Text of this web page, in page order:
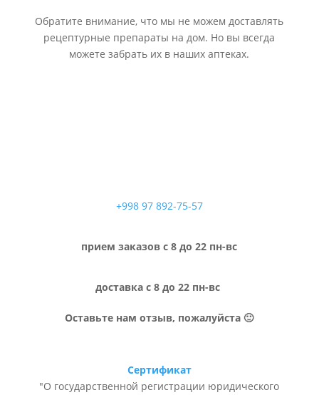
Обратите внимание, что мы не можем доставлять
рецептурные препараты на дом. Но вы всегда
можете забрать их в наших аптеках.
+998 97 892-75-57
прием заказов с 8 до 22 пн-вс
доставка с 8 до 22 пн-вс
Оставьте нам отзыв, пожалуйста 🙂
Сертификат
"О государственной регистрации юридического